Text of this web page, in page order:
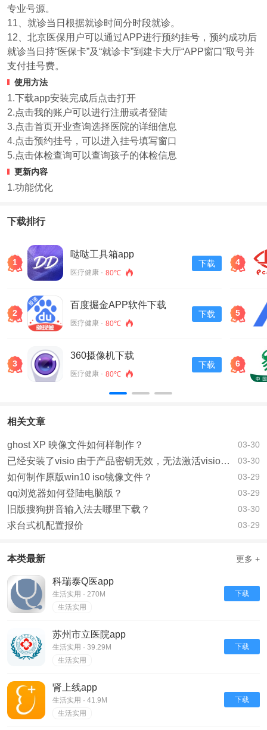
专业号源。
11、就诊当日根据就诊时间分时段就诊。
12、北京医保用户可以通过APP进行预约挂号，预约成功后
就诊当日持“医保卡”及“就诊卡”到建卡大厅“APP窗口”取号并
支付挂号费。
使用方法
1.下载app安装完成后点击打开
2.点击我的账户可以进行注册或者登陆
3.点击首页开业查询选择医院的详细信息
4.点击预约挂号，可以进入挂号填写窗口
5.点击体检查询可以查询孩子的体检信息
更新内容
1.功能优化
下载排行
1
哒哒工具箱app
医疗健康 · 80℃
下载
2
百度掘金APP软件下载
医疗健康 · 80℃
下载
3
360摄像机下载
医疗健康 · 80℃
下载
4
5
6
相关文章
ghost XP 映像文件如何样制作？ 03-30
已经安装了visio 由于产品密钥无效，无法激活visio 如何办？ 03-30
如何制作原版win10 iso镜像文件？ 03-29
qq浏览器如何登陆电脑版？ 03-29
旧版搜狗拼音输入法去哪里下载？ 03-30
求台式机配置报价 03-29
本类最新 更多 +
科瑞泰Q医app
生活实用 · 270M
生活实用
下载
苏州市立医院app
生活实用 · 39.29M
生活实用
下载
肾上线app
生活实用 · 41.9M
生活实用
下载